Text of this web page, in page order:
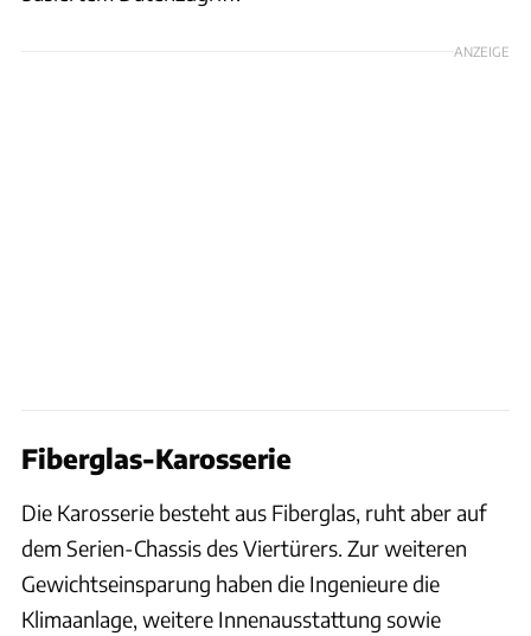
ANZEIGE
Fiberglas-Karosserie
Die Karosserie besteht aus Fiberglas, ruht aber auf
dem Serien-Chassis des Viertürers. Zur weiteren
Gewichtseinsparung haben die Ingenieure die
Klimaanlage, weitere Innenausstattung sowie